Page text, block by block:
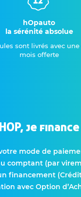
hOpauto
la sérénité absolue
sont livrés avec une
mois offerte
HOP, je finance
mode de
comptant (par
financement
avec Option